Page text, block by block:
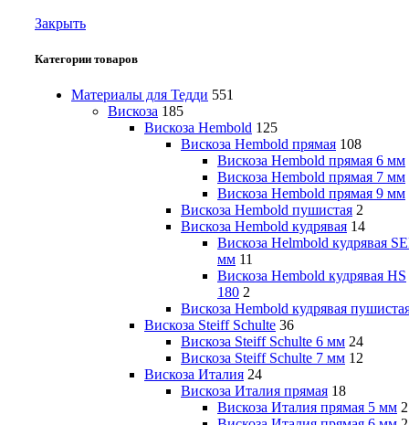
Закрыть
Категории товаров
Материалы для Тедди 551
Вискоза 185
Вискоза Hembold 125
Вискоза Hembold прямая 108
Вискоза Hembold прямая 6 мм
Вискоза Hembold прямая 7 мм
Вискоза Hembold прямая 9 мм
Вискоза Hembold пушистая 2
Вискоза Hembold кудрявая 14
Вискоза Helmbold кудрявая
мм 11
Вискоза Hembold кудрявая HS
180 2
Вискоза Hembold кудрявая
Вискоза Steiff Schulte 36
Вискоза Steiff Schulte 6 мм 24
Вискоза Steiff Schulte 7 мм 12
Вискоза Италия 24
Вискоза Италия прямая 18
Вискоза Италия прямая 5 мм 2